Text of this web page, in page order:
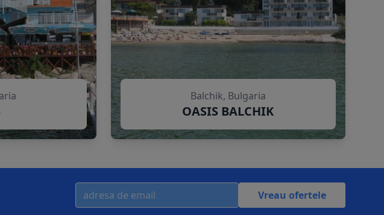
Balchik, Bulgaria
OASIS BALCHIK
Vreau ofertele